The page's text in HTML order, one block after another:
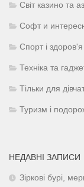
Світ казино та
Софт и
Спорт і здоров'я
Техніка та
Тільки для
Туризм і
НЕДАВНІ ЗАПИСИ
Зіркові бурі,